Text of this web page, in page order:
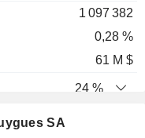
1 097 382
0,28 %
61 M $
24 %
SA